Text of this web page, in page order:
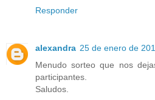
Responder
alexandra 25 de enero de
Menudo sorteo que nos
participantes.
Saludos.